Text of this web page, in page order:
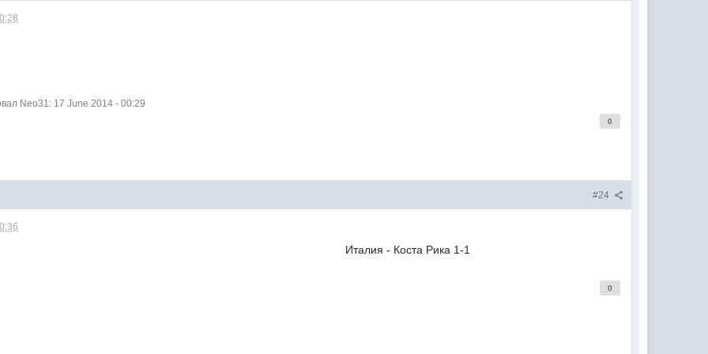
Neo31: 17 June 2014 - 00:29
0
#24
1-3 Италия - Коста Рика 1-1
0